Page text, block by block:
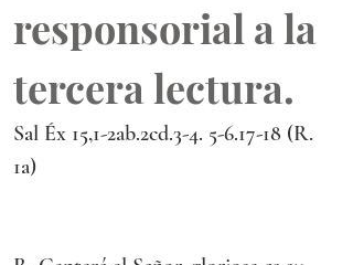
responsorial a la
tercera lectura.
Sal Éx 15,1-2ab.2cd.3-4. 5-6.17-18 (R.
1a)